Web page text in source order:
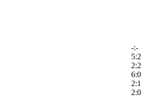
-:-
5:2
2:2
6:0
2:1
2:0